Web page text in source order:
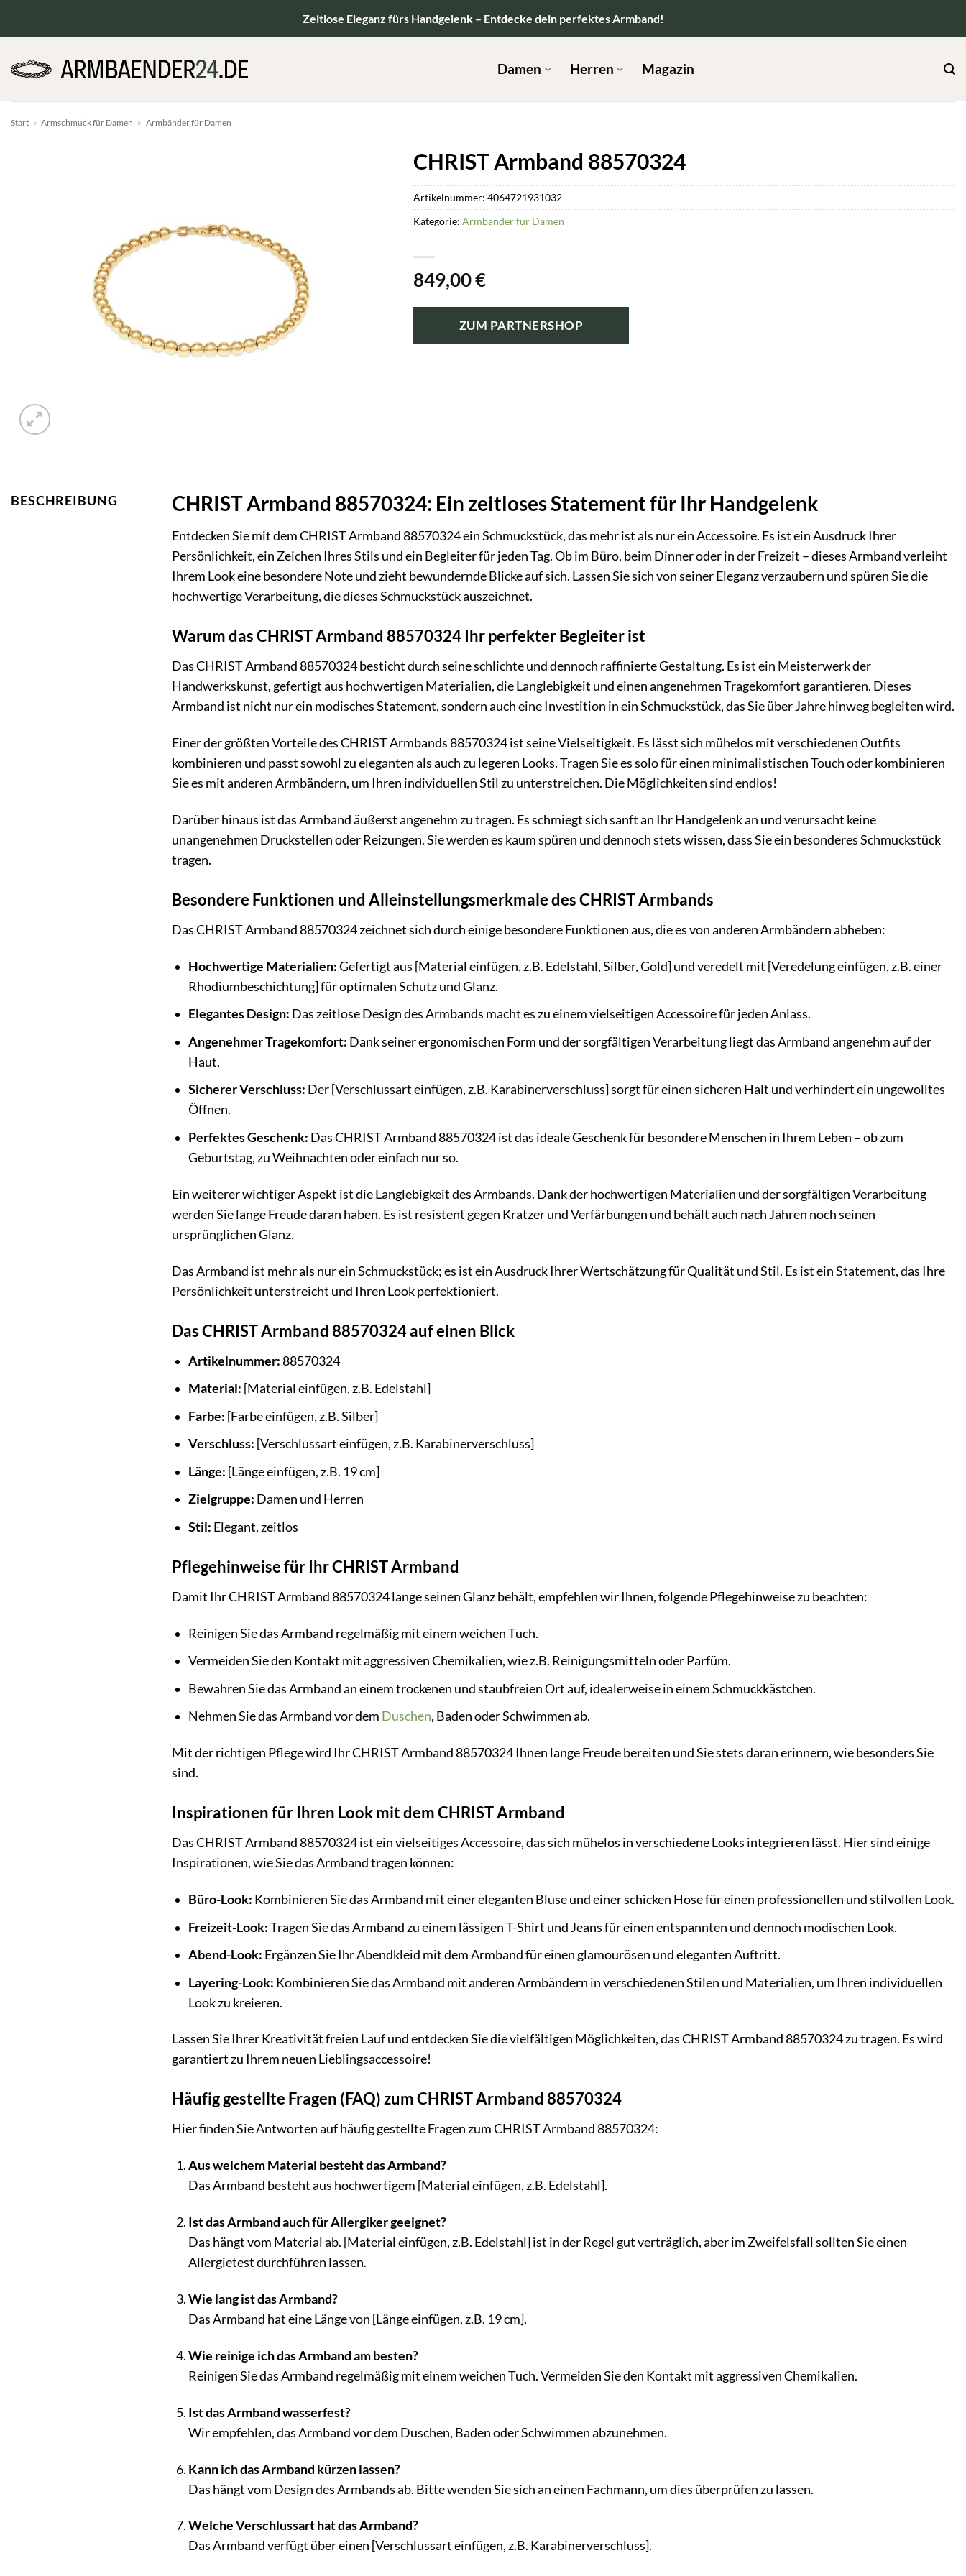
Zeitlose Eleganz fürs Handgelenk – Entdecke dein perfektes Armband!
Damen Herren Magazin
Start » Armschmuck für Damen » Armbänder für Damen
CHRIST Armband 88570324
849,00€
ZUM PARTNERSHOP
Artikelnummer: 4064721931032
Kategorie: Armbänder für Damen
BESCHREIBUNG CHRIST Armband 88570324: Ein zeitloses Statement für Ihr Handgelenk
Entdecken Sie mit dem CHRIST Armband 88570324 ein Schmuckstück, das mehr ist als nur ein Accessoire. Es ist ein Ausdruck Ihrer
Persönlichkeit, ein Zeichen Ihres Stils und ein Begleiter für jeden Tag. Ob im Büro, beim Dinner oder in der Freizeit – dieses Armband verleiht
Ihrem Look eine besondere Note und zieht bewundernde Blicke auf sich. Lassen Sie sich von seiner Eleganz verzaubern und spüren Sie die
hochwertige Verarbeitung, die dieses Schmuckstück auszeichnet.
Warum das CHRIST Armband 88570324 Ihr perfekter Begleiter ist
Das CHRIST Armband 88570324 besticht durch seine schlichte und dennoch raffinierte Gestaltung. Es ist ein Meisterwerk der
Handwerkskunst, gefertigt aus hochwertigen Materialien, die Langlebigkeit und einen angenehmen Tragekomfort garantieren. Dieses
Armband ist nicht nur ein modisches Statement, sondern auch eine Investition in ein Schmuckstück, das Sie über Jahre hinweg begleiten wird.
Einer der größten Vorteile des CHRIST Armbands 88570324 ist seine Vielseitigkeit. Es lässt sich mühelos mit verschiedenen Outfits
kombinieren und passt sowohl zu eleganten als auch zu legeren Looks. Tragen Sie es solo für einen minimalistischen Touch oder kombinieren
Sie es mit anderen Armbändern, um Ihren individuellen Stil zu unterstreichen. Die Möglichkeiten sind endlos!
Darüber hinaus ist das Armband äußerst angenehm zu tragen. Es schmiegt sich sanft an Ihr Handgelenk an und verursacht keine
unangenehmen Druckstellen oder Reizungen. Sie werden es kaum spüren und dennoch stets wissen, dass Sie ein besonderes Schmuckstück
tragen.
Besondere Funktionen und Alleinstellungsmerkmale des CHRIST Armbands
Das CHRIST Armband 88570324 zeichnet sich durch einige besondere Funktionen aus, die es von anderen Armbändern abheben:
Hochwertige Materialien:Gefertigt aus [Material einfügen, z.B. Edelstahl, Silber, Gold] und veredelt mit [Veredelung einfügen, z.B. einer
Rhodiumbeschichtung] für optimalen Schutz und Glanz.
Elegantes Design: Das zeitlose Design des Armbands macht es zu einem vielseitigen Accessoire für jeden Anlass.
Angenehmer Tragekomfort: Dank seiner ergonomischen Form und der sorgfältigen Verarbeitung liegt das Armband angenehm auf der
Haut.
Sicherer Verschluss: Der [Verschlussart einfügen, z.B. Karabinerverschluss] sorgt für einen sicheren Halt und verhindert ein ungewolltes
Öffnen.
Perfektes Geschenk: Das CHRIST Armband 88570324 ist das ideale Geschenk für besondere Menschen in Ihrem Leben – ob zum
Geburtstag, zu Weihnachten oder einfach nur so.
Ein weiterer wichtiger Aspekt ist die Langlebigkeit des Armbands. Dank der hochwertigen Materialien und der sorgfältigen Verarbeitung
werden Sie lange Freude daran haben. Es ist resistent gegen Kratzer und Verfärbungen und behält auch nach Jahren noch seinen
ursprünglichen Glanz.
Das Armband ist mehr als nur ein Schmuckstück; es ist ein Ausdruck Ihrer Wertschätzung für Qualität und Stil. Es ist ein Statement, das Ihre
Persönlichkeit unterstreicht und Ihren Look perfektioniert.
Das CHRIST Armband 88570324 auf einen Blick
Artikelnummer:88570324
Material: [Material einfügen, z.B. Edelstahl]
Farbe: [Farbe einfügen, z.B. Silber]
Verschluss: [Verschlussart einfügen, z.B. Karabinerverschluss]
Länge: [Länge einfügen, z.B. 19 cm]
Zielgruppe: Damen und Herren
Stil: Elegant, zeitlos
Pflegehinweise für Ihr CHRIST Armband
Damit Ihr CHRIST Armband 88570324 lange seinen Glanz behält, empfehlen wir Ihnen, folgende Pflegehinweise zu beachten:
Reinigen Sie das Armband regelmäßig mit einem weichen Tuch.
Vermeiden Sie den Kontakt mit aggressiven Chemikalien, wie z.B. Reinigungsmitteln oder Parfüm.
Bewahren Sie das Armband an einem trockenen und staubfreien Ort auf, idealerweise in einem Schmuckkästchen.
Nehmen Sie das Armband vor dem Duschen, Baden oder Schwimmen ab.
Mit der richtigen Pflege wird Ihr CHRIST Armband 88570324 Ihnen lange Freude bereiten und Sie stets daran erinnern, wie besonders Sie
sind.
Inspirationen für Ihren Look mit dem CHRIST Armband
Das CHRIST Armband 88570324 ist ein vielseitiges Accessoire, das sich mühelos in verschiedene Looks integrieren lässt. Hier sind einige
Inspirationen, wie Sie das Armband tragen können:
Büro-Look: Kombinieren Sie das Armband mit einer eleganten Bluse und einer schicken Hose für einen professionellen und stilvollen Look.
Freizeit-Look:Tragen Sie das Armband zu einem lässigen T-Shirt und Jeans für einen entspannten und dennoch modischen Look.
Abend-Look: Ergänzen Sie Ihr Abendkleid mit dem Armband für einen glamourösen und eleganten Auftritt.
Layering-Look: Kombinieren Sie das Armband mit anderen Armbändern in verschiedenen Stilen und Materialien, um Ihren individuellen
Look zu kreieren.
Lassen Sie Ihrer Kreativität freien Lauf und entdecken Sie die vielfältigen Möglichkeiten, das CHRIST Armband 88570324 zu tragen. Es wird
garantiert zu Ihrem neuen Lieblingsaccessoire!
Häufig gestellte Fragen (FAQ) zum CHRIST Armband 88570324
Hier finden Sie Antworten auf häufig gestellte Fragen zum CHRIST Armband 88570324:
Aus welchem Material besteht das Armband?
Das Armband besteht aus hochwertigem [Material einfügen, z.B. Edelstahl].
Ist das Armband auch für Allergiker geeignet?
Das hängt vom Material ab. [Material einfügen, z.B. Edelstahl] ist in der Regel gut verträglich, aber im Zweifelsfall sollten Sie einen
Allergietest durchführen lassen.
Wie lang ist das Armband?
Das Armband hat eine Länge von [Länge einfügen, z.B. 19 cm].
Wie reinige ich das Armband am besten?
Reinigen Sie das Armband regelmäßig mit einem weichen Tuch. Vermeiden Sie den Kontakt mit aggressiven Chemikalien.
Ist das Armband wasserfest?
Wir empfehlen, das Armband vor dem Duschen, Baden oder Schwimmen abzunehmen.
Kann ich das Armband kürzen lassen?
Das hängt vom Design des Armbands ab. Bitte wenden Sie sich an einen Fachmann, um dies überprüfen zu lassen.
Welche Verschlussart hat das Armband?
Das Armband verfügt über einen [Verschlussart einfügen, z.B. Karabinerverschluss].